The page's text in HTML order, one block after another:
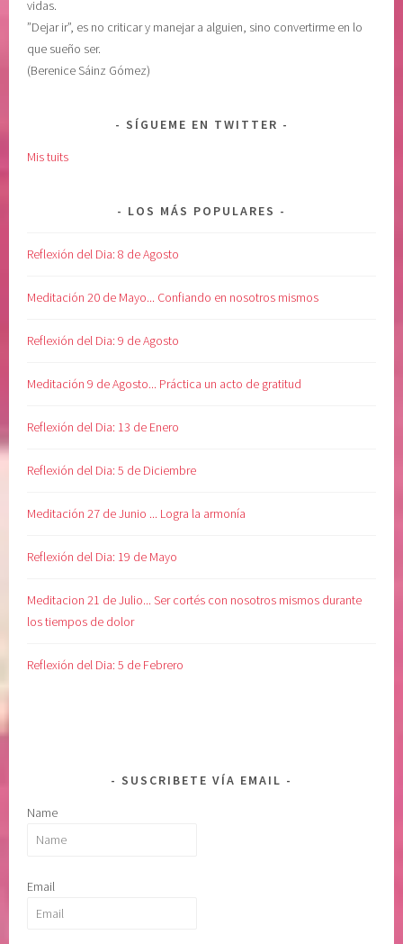
vidas.
”Dejar ir”, es no criticar y manejar a alguien, sino convertirme en lo
que sueño ser.
(Berenice Sáinz Gómez)
SÍGUEME EN TWITTER
Mis tuits
LOS MÁS POPULARES
Reflexión del Dia: 8 de Agosto
Meditación 20 de Mayo... Confiando en nosotros mismos
Reflexión del Dia: 9 de Agosto
Meditación 9 de Agosto... Práctica un acto de gratitud
Reflexión del Dia: 13 de Enero
Reflexión del Dia: 5 de Diciembre
Meditación 27 de Junio ... Logra la armonía
Reflexión del Dia: 19 de Mayo
Meditacion 21 de Julio... Ser cortés con nosotros mismos durante
los tiempos de dolor
Reflexión del Dia: 5 de Febrero
SUSCRIBETE VÍA EMAIL
Name
Email